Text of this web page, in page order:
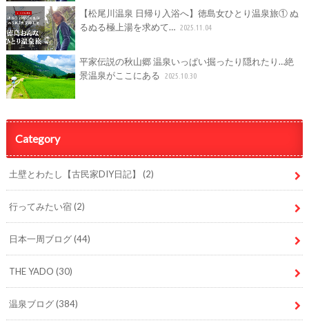
【松尾川温泉 日帰り入浴へ】徳島女ひとり温泉旅① ぬ
るぬる極上湯を求めて… 2025.11.04
平家伝説の秋山郷 温泉いっぱい掘ったり隠れたり…絶
景温泉がここにある
2025.10.30
Category
土壁とわたし【古民家DIY日記】 (2)
行ってみたい宿(2)
日本一周ブログ(44)
THE YADO (30)
温泉ブログ(384)